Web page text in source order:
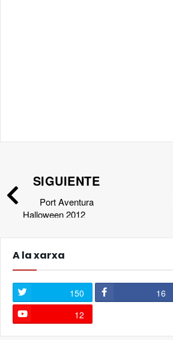
SIGUIENTE
Port Aventura
Halloween 2012
A la xarxa
150 16
12